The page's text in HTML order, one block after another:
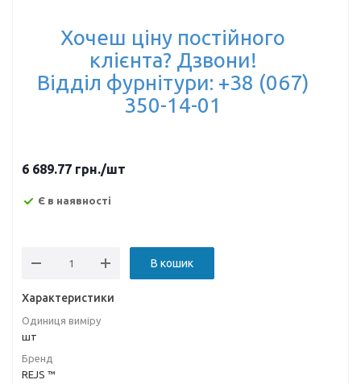
Хочеш ціну постійного
клієнта? Дзвони!
Відділ фурнітури: +38 (067)
350-14-01
6 689.77 грн./шт
Є в наявності
В кошик
Характеристики
Одиниця виміру
шт
Бренд
REJS ™